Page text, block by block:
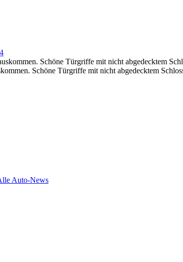
Schöne Türgriffe mit nicht abgedecktem
Auto-News